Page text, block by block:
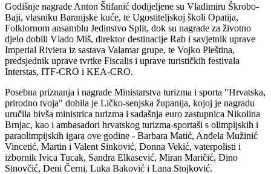
Godišnje nagrade Anton Štifanić dodijeljene su Vladimiru Škrobo-
Baji, vlasniku Baranjske kuće, te Ugostiteljskoj školi Opatija,
Folklornom ansamblu Jedinstvo Split, dok su nagrade za životno
djelo dobili Vlado Miš, direktor destinacije Rab i savjetnik uprave
Imperial Riviera iz sastava Valamar grupe, te Vojko Pleština,
predsjednik uprave tvrtke Fiscalis i uprave turističkih festivala
Interstas, ITF-CRO i KEA-CRO.
Posebna priznanja i nagrade Ministarstva turizma i sporta "Hrvatska,
prirodno tvoja" dobila je Ličko-senjska županija, kojoj je nagradu
uručila bivša ministrica turizma i sadašnja euro zastupnica Nikolina
Brnjac, kao i ambasadori hrvatskog turizma-sportaši s olimpijskih i
paraolimpijskih igara ove godine - Barbara Matić, Anđela Mužinić
Vincetić, Martin i Valent Sinković, Donna Vekić, vaterpolisti i
izbornik Ivica Tucak, Sandra Elkasević, Miran Maričić, Dino
Sinovčić, Deni Černi, Luka Baković i Lana Stojković.